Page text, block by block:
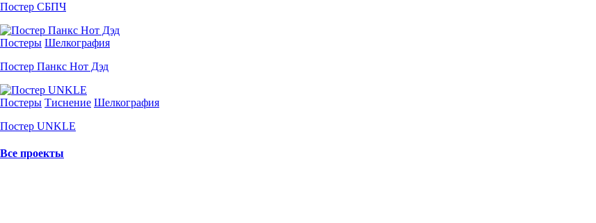
Постер СБПЧ
Постеры Шелкография
Постер Панкс Нот Дэд
Постеры Тиснение Шелкография
Постер UNKLE
Все проекты